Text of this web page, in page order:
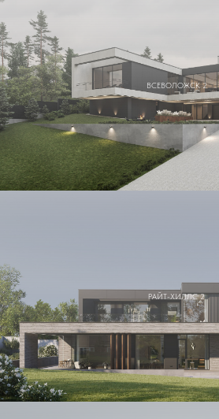
ВСЕВОЛОЖСК 2
РАЙТ-ХИЛЛС 2